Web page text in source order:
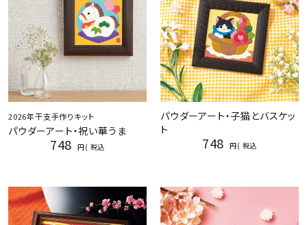
2026年干支手作りキット
パウダーアート・祝い華うま
748 税込
パウダーアート・子猫とバスケッ
ト
748 税込